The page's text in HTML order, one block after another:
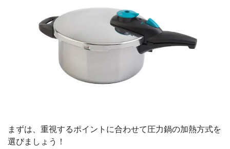
まずは、重視するポイントに合わせて圧力鍋の加熱方式を
選びましょう！